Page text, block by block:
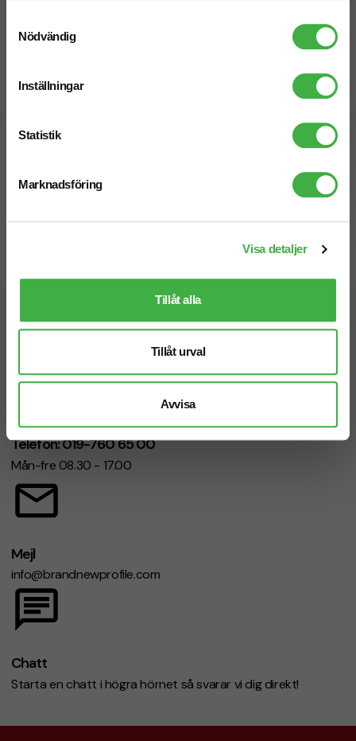
Nödvändig
Inställningar
Statistik
Marknadsföring
Visa detaljer
Tillåt alla
Tillåt urval
Avvisa
Designskiss inom 1 h
Fri offert
Prisgaranti
Vi hjälper dig gärna!
Telefon: 019-760 65 00
Mån-fre 08.30 - 17.00
Mejl
info@brandnewprofile.com
Chatt
Starta en chatt i högra hörnet så svarar vi dig direkt!